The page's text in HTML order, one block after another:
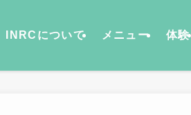
INRCについて メニュー 体験